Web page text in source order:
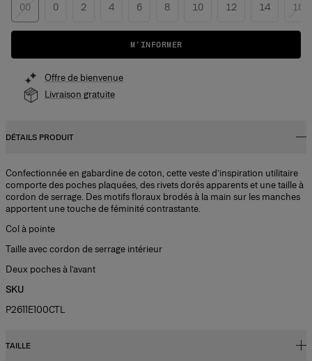
00 0 2 4 6 8 10 12 14 16
M’INFORMER
Offre de bienvenue
Livraison gratuite
DÉTAILS PRODUIT
Confectionnée en gabardine de coton, cette veste d’inspiration utilitaire
comporte des poches plaquées, des rivets dorés apparents et une taille à
cordon de serrage. Des motifs floraux brodés à la main sur les manches
apportent une touche de féminité contrastante.
Col à pointe
Taille avec cordon de serrage intérieur
Deux poches à l’avant
SKU
P2611E100CTL
TAILLE